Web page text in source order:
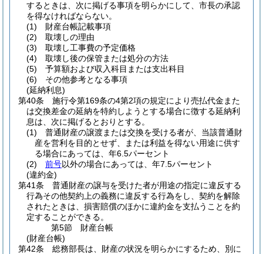
するときは、次に掲げる事項を明らかにして、市長の承認
を得なければならない。
(1)
財産台帳記載事項
(2)
取壊しの理由
(3)
取壊し工事費の予定価格
(4)
取壊し後の保管または処分の方法
(5)
予算額および収入科目または支出科目
(6)
その他参考となる事項
(延納利息)
第40条
施行令第169条の4第2項の規定により売払代金また
は交換差金の延納を特約しようとする場合に徴する延納利
息は、次に掲げるとおりとする。
(1)
普通財産の譲渡または交換を受ける者が、当該普通財
産を営利を目的とせず、または利益を得ない用途に供す
る場合にあっては、年6.5パーセント
(2)
前号以外の場合にあっては、年7.5パーセント
(違約金)
第41条
普通財産の譲与を受けた者が用途の指定に違反する
行為その他契約上の義務に違反する行為をし、契約を解除
されたときは、損害賠償のほかに違約金を支払うことを約
定することができる。
第5節
財産台帳
(財産台帳)
第42条
総務部長は、財産の状況を明らかにするため、別に